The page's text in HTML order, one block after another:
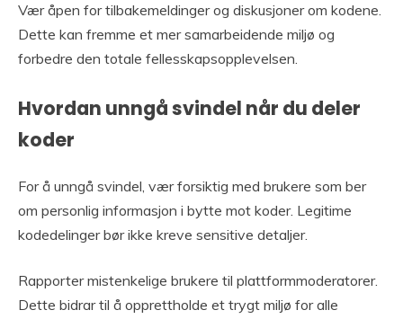
Vær åpen for tilbakemeldinger og diskusjoner om kodene.
Dette kan fremme et mer samarbeidende miljø og
forbedre den totale fellesskapsopplevelsen.
Hvordan unngå svindel når du deler
koder
For å unngå svindel, vær forsiktig med brukere som ber
om personlig informasjon i bytte mot koder. Legitime
kodedelinger bør ikke kreve sensitive detaljer.
Rapporter mistenkelige brukere til plattformmoderatorer.
Dette bidrar til å opprettholde et trygt miljø for alle